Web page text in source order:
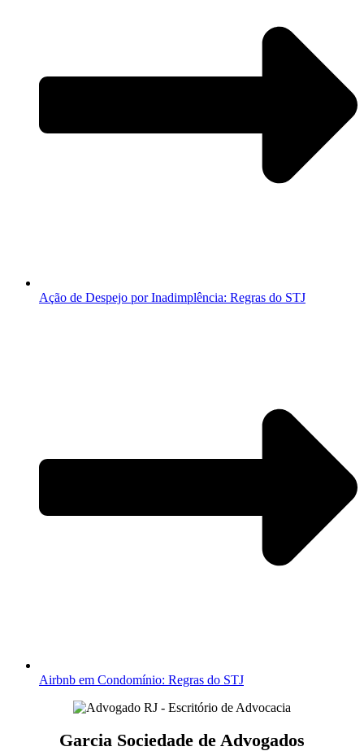
Ação de Despejo por Inadimplência: Regras do STJ
Airbnb em Condomínio: Regras do STJ
Garcia Sociedade de Advogados